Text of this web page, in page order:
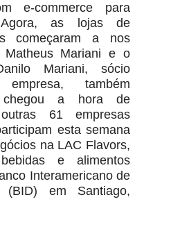
e-commerce para
as lojas de
começaram a nos
Matheus Mariani e o
Mariani, sócio
também
chegou a hora de
61 empresas
esta semana
na LAC Flavors,
e alimentos
Interamericano de
(BID) em Santiago,